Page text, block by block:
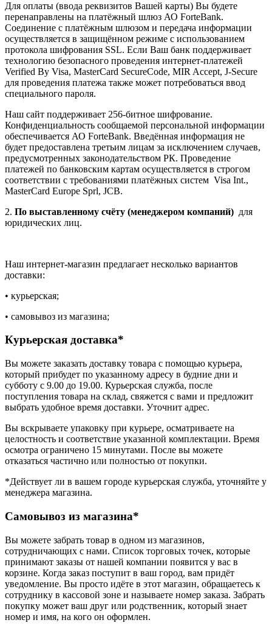
Для оплаты (ввода реквизитов Вашей карты) Вы будете
перенаправлены на платёжный шлюз АО ForteBank.
Соединение с платёжным шлюзом и передача информации
осуществляется в защищённом режиме с использованием
протокола шифрования SSL. Если Ваш банк поддерживает
технологию безопасного проведения интернет-платежей
Verified By Visa, MasterCard SecureCode, MIR Accept, J-Secure
для проведения платежа также может потребоваться ввод
специального пароля.
Наш сайт поддерживает 256-битное шифрование.
Конфиденциальность сообщаемой персональной информации
обеспечивается АО ForteBank. Введённая информация не
будет предоставлена третьим лицам за исключением случаев,
предусмотренных законодательством РК. Проведение
платежей по банковским картам осуществляется в строгом
соответствии с требованиями платёжных систем Visa Int.,
MasterCard Europe Sprl, JCB.
2. По выставленному счёту (менеджером компаний) для
юридических лиц.
Наш интернет-магазин предлагает несколько вариантов
доставки:
• курьерская;
• самовывоз из магазина;
Курьерская доставка*
Вы можете заказать доставку товара с помощью курьера,
который прибудет по указанному адресу в будние дни и
субботу с 9.00 до 19.00. Курьерская служба, после
поступления товара на склад, свяжется с вами и предложит
выбрать удобное время доставки. Уточнит адрес.
Вы вскрываете упаковку при курьере, осматриваете на
целостность и соответствие указанной комплектации. Время
осмотра ограничено 15 минутами. После вы можете
отказаться частично или полностью от покупки.
*Действует ли в вашем городе курьерская служба, уточняйте у
менеджера магазина.
Самовывоз из магазина*
Вы можете забрать товар в одном из магазинов,
сотрудничающих с нами. Список торговых точек, которые
принимают заказы от нашей компании появится у вас в
корзине. Когда заказ поступит в ваш город, вам придёт
уведомление. Вы просто идёте в этот магазин, обращаетесь к
сотруднику в кассовой зоне и называете номер заказа. Забрать
покупку может ваш друг или родственник, который знает
номер и имя, на кого он оформлен.